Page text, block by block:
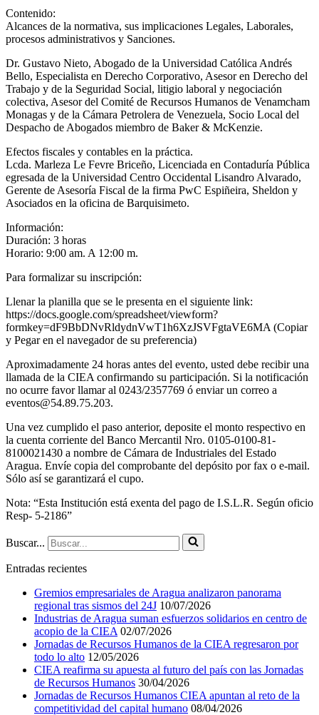
Contenido:
Alcances de la normativa, sus implicaciones Legales, Laborales,
procesos administrativos y Sanciones.
Dr. Gustavo Nieto, Abogado de la Universidad Católica Andrés
Bello, Especialista en Derecho Corporativo, Asesor en Derecho del
Trabajo y de la Seguridad Social, litigio laboral y negociación
colectiva, Asesor del Comité de Recursos Humanos de Venamcham
Monagas y de la Cámara Petrolera de Venezuela, Socio Local del
Despacho de Abogados miembro de Baker & McKenzie.
Efectos fiscales y contables en la práctica.
Lcda. Marleza Le Fevre Briceño, Licenciada en Contaduría Pública
egresada de la Universidad Centro Occidental Lisandro Alvarado,
Gerente de Asesoría Fiscal de la firma PwC Espiñeira, Sheldon y
Asociados en la oficina de Barquisimeto.
Información:
Duración: 3 horas
Horario: 9:00 am. A 12:00 m.
Para formalizar su inscripción:
Llenar la planilla que se le presenta en el siguiente link:
https://docs.google.com/spreadsheet/viewform?
formkey=dF9BbDNvRldydnVwT1h6XzJSVFgtaVE6MA (Copiar
y Pegar en el navegador de su preferencia)
Aproximadamente 24 horas antes del evento, usted debe recibir una
llamada de la CIEA confirmando su participación. Si la notificación
no ocurre favor llamar al 0243/2357769 ó enviar un correo a
eventos@54.89.75.203.
Una vez cumplido el paso anterior, deposite el monto respectivo en
la cuenta corriente del Banco Mercantil Nro. 0105-0100-81-
8100021430 a nombre de Cámara de Industriales del Estado
Aragua. Envíe copia del comprobante del depósito por fax o e-mail.
Sólo así se garantizará el cupo.
Nota: “Esta Institución está exenta del pago de I.S.L.R. Según oficio
Resp- 5-2186”
Buscar...
Entradas recientes
Gremios empresariales de Aragua analizaron panorama
regional tras sismos del 24J 10/07/2026
Industrias de Aragua suman esfuerzos solidarios en centro de
acopio de la CIEA 02/07/2026
Jornadas de Recursos Humanos de la CIEA regresaron por
todo lo alto 12/05/2026
CIEA reafirma su apuesta al futuro del país con las Jornadas
de Recursos Humanos 30/04/2026
Jornadas de Recursos Humanos CIEA apuntan al reto de la
competitividad del capital humano 08/04/2026